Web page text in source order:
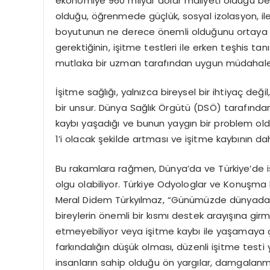
olduğu, öğrenmede güçlük, sosyal izolasyon,
boyutunun ne derece önemli olduğunu ortaya
gerektiğinin, işitme testleri ile erken teşhis
mutlaka bir uzman tarafından uygun
İşitme sağlığı, yalnızca bireysel bir ihtiyaç
bir unsur. Dünya Sağlık Örgütü (DSÖ)
kaybı yaşadığı ve bunun yaygın bir problem
1’i olacak şekilde artması ve işitme kaybının
Bu rakamlara rağmen, Dünya’da ve
olgu olabiliyor. Türkiye Odyologlar ve Konuşma
Meral Didem Türkyılmaz, “Günümüzde
bireylerin önemli bir kısmı destek arayışına
etmeyebiliyor veya işitme kaybı ile yaşamaya
farkındalığın düşük olması, düzenli işitme
insanların sahip olduğu ön yargılar,